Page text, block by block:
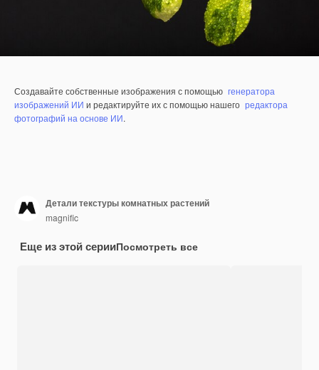
Создавайте собственные изображения с помощью генератора
изображений ИИ и редактируйте их с помощью нашего редактора
фотографий на основе ИИ.
Детали текстуры комнатных растений
magnific
Еще из этой серииПосмотреть все